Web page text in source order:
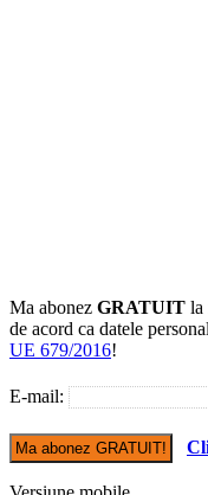
Ma abonez GRATUIT la
de acord ca datele
UE 679/2016!
E-mail: